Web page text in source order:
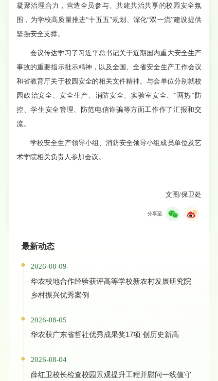
凝聚治理合力，营造全员参与、共建共治共享的校园安全氛
围，为学校高质量推进“十五五”规划、深化“双一流”建设提供
坚强安全支撑。
会议传达学习了习近平总书记关于近期国内重大安全生产
事故的重要指示批示精神，以及全国、全省安全生产工作会议
和省教育厅关于校园安全的相关文件精神。与会单位分别就校
园政治安全、安全生产、消防安全、实验室安全、“两热”防
控、学生安全管理、防范电信诈骗等方面工作作了汇报和交
流。
学校安全生产领导小组、消防安全领导小组成员单位及艺
术学院相关负责人参加会议。
文图/保卫处
分享至:
最新动态
2026-08-09
华农校地合作经验获评高等学校新农村发展研究院
乡村振兴优秀案例
2026-08-05
华农获广东省哲社优秀成果奖17项 创历史新高
2026-08-04
薛红卫校长检查校园景观提升工程并慰问一线值守